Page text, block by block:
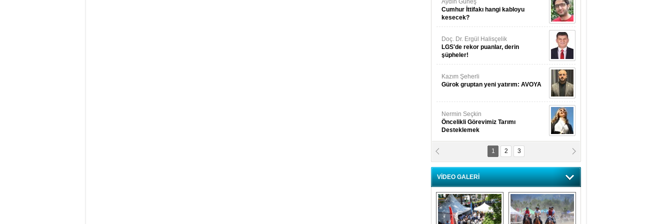
Aydın Güneş
Cumhur İttifakı hangi kabloyu
kesecek?
Doç. Dr. Ergül Halisçelik
LGS'de rekor puanlar, derin
şüpheler!
Kazım Şeherli
Gürok gruptan yeni yatırım: AVOYA
Nermin Seçkin
Öncelikli Görevimiz Tarımı
Desteklemek
Nilüfer Menekli Buzcular
Siz Hiç Kelebeklerin Sesini
Duydunuz Mu?
1 2 3
VİDEO GALERİ